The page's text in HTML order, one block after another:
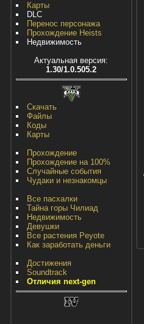
Карты
DLC
Перенос персонажа
Прохождение Heists
Недвижимость
Актуальная версия:
1.30/1.0.505.2
Скачать
Файлы
Коды
Карты
Прохождение
Прохождение на 100%
Случайные события
Чудаки и незнакомцы
Все пасхалки
Тайна горы Чилиад
Недвижимость
Девушки
Все растения Peyote
Как заработать деньги
Достижения
Soundtrack
Отличия next-gen